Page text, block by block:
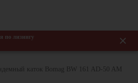
по лизингу
каток Bomag BW 161 AD-50 AM